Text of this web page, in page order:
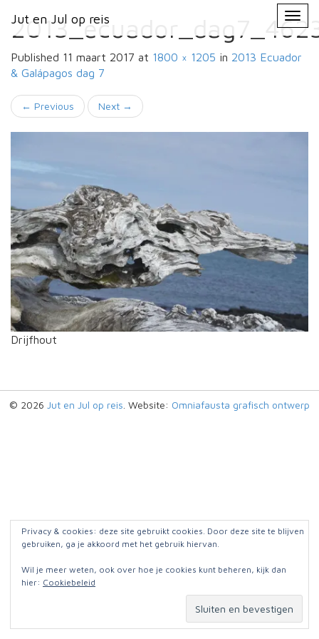
Jut en Jul op reis
Primary
Menu
Jut en Jul op reis
Published 11 maart 2017 at 1800 × 1205 in 2013 Ecuador
& Galápagos dag 7
← Previous Next →
Drijfhout
© 2026 Jut en Jul op reis . Website: Omniafausta grafisch ontwerp
Privacy & cookies: deze site gebruikt cookies. Door deze site te blijven
gebruiken, ga je akkoord met het gebruik hiervan.
Wil je meer weten, ook over hoe je cookies kunt beheren, kijk dan
hier: Cookiebeleid